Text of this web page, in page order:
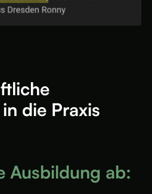
die Praxis
Ausbildung ab: